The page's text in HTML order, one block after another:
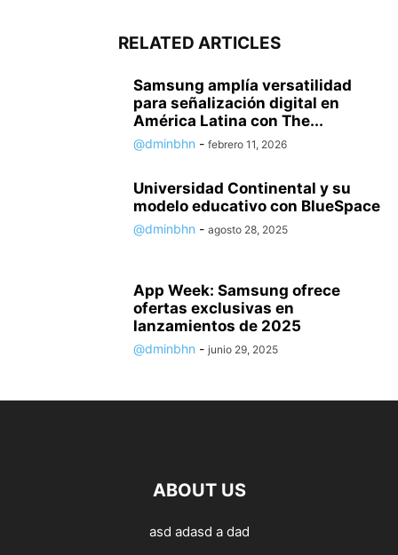
RELATED ARTICLES
Samsung amplía versatilidad
para señalización digital en
América Latina con The...
@dminbhn - febrero 11, 2026
Universidad Continental y su
modelo educativo con BlueSpace
@dminbhn - agosto 28, 2025
App Week: Samsung ofrece
ofertas exclusivas en
lanzamientos de 2025
@dminbhn - junio 29, 2025
ABOUT US
asd adasd a dad